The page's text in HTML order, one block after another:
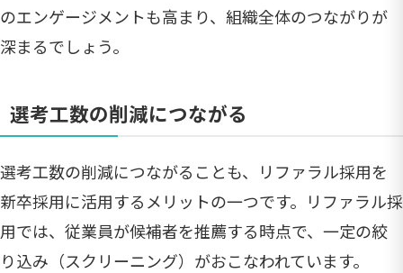
のエンゲージメントも高まり、組織全体のつながりが
深まるでしょう。
選考工数の削減につながる
選考工数の削減につながることも、リファラル採用を
新卒採用に活用するメリットの一つです。リファラル採
用では、従業員が候補者を推薦する時点で、一定の絞
り込み（スクリーニング）がおこなわれています。